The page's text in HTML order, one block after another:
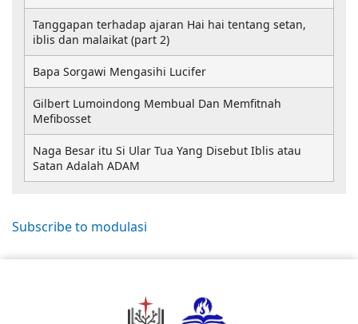
Subscribe to modulasi
Tanggapan terhadap ajaran Hai hai tentang setan,
iblis dan malaikat (part 2)
Bapa Sorgawi Mengasihi Lucifer
Gilbert Lumoindong Membual Dan Memfitnah
Mefibosset
Naga Besar itu Si Ular Tua Yang Disebut Iblis atau
Satan Adalah ADAM